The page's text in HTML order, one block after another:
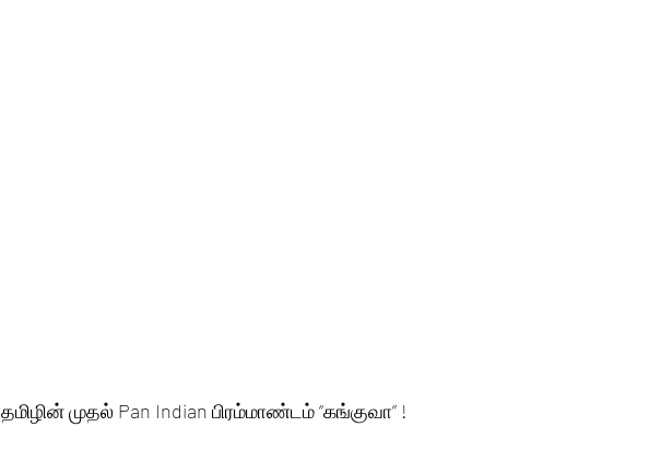
தமிழின் முதல் Pan Indian பிரம்மாண்டம் “கங்குவா” !